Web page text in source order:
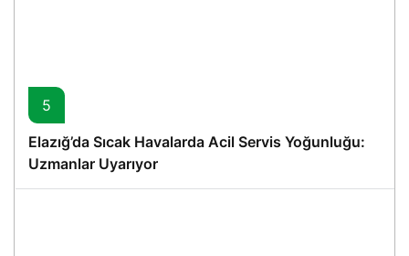
5
Elazığ’da Sıcak Havalarda Acil Servis Yoğunluğu:
Uzmanlar Uyarıyor